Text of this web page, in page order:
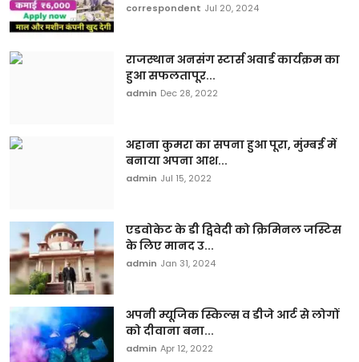
correspondent Jul 20, 2024
राजस्थान अनसंग स्टार्स अवार्ड कार्यक्रम का
हुआ सफलतापूर...
admin Dec 28, 2022
अहाना कुमरा का सपना हुआ पूरा, मुंम्बई में
बनाया अपना आश...
admin Jul 15, 2022
एडवोकेट के डी द्विवेदी को क्रिमिनल जस्टिस
के लिए मानद उ...
admin Jan 31, 2024
अपनी म्यूजिक स्किल्स व डीजे आर्ट से लोगों
को दीवाना बना...
admin Apr 12, 2022